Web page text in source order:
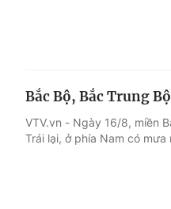
Bắc Bộ, Bắc Trung
VTV.vn - Ngày 16/8, miền
Trái lại, ở phía Nam có